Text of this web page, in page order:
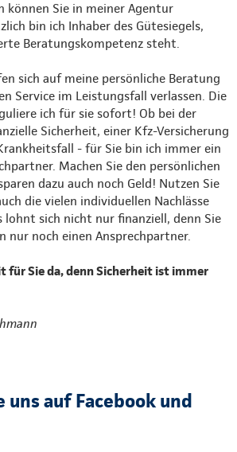
können Sie in meiner Agentur
bin ich Inhaber des Gütesiegels,
Beratungskompetenz steht.
sich auf meine persönliche Beratung
Service im Leistungsfall verlassen. Die
ich für sie sofort! Ob bei der
Sicherheit, einer Kfz-Versicherung
- für Sie bin ich immer ein
Machen Sie den persönlichen
dazu auch noch Geld! Nutzen Sie
die vielen individuellen Nachlässe
lohnt sich nicht nur finanziell, denn Sie
nur noch einen Ansprechpartner.
für Sie da, denn Sicherheit ist immer
uns auf Facebook und